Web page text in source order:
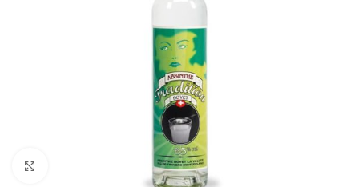
Klicken um zu vergrößern